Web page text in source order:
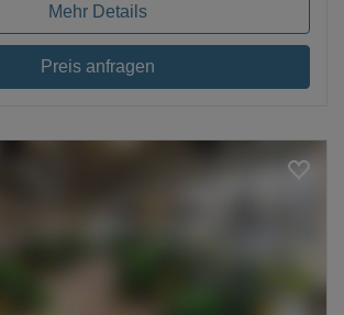
Mehr Details
Preis anfragen